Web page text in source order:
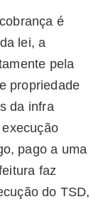
é
lei, a
pela
propriedade
da infra
pago a uma
faz
do TSD,